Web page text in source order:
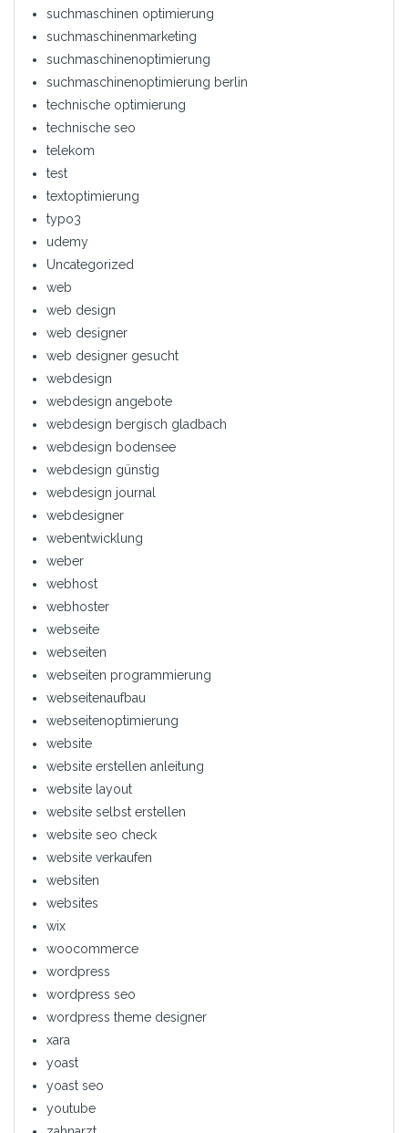
suchmaschinen optimierung
suchmaschinenmarketing
suchmaschinenoptimierung
suchmaschinenoptimierung berlin
technische optimierung
technische seo
telekom
test
textoptimierung
typo3
udemy
Uncategorized
web
web design
web designer
web designer gesucht
webdesign
webdesign angebote
webdesign bergisch gladbach
webdesign bodensee
webdesign günstig
webdesign journal
webdesigner
webentwicklung
weber
webhost
webhoster
webseite
webseiten
webseiten programmierung
webseitenaufbau
webseitenoptimierung
website
website erstellen anleitung
website layout
website selbst erstellen
website seo check
website verkaufen
websiten
websites
wix
woocommerce
wordpress
wordpress seo
wordpress theme designer
xara
yoast
yoast seo
youtube